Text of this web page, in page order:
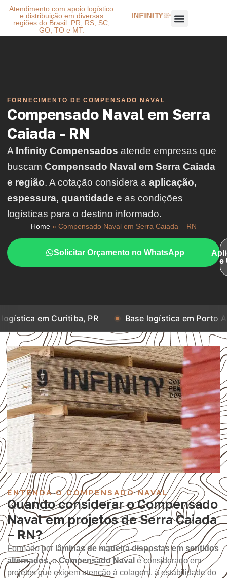
Atendimento com apoio logístico
e distribuição em diversas
regiões do Brasil: PR, RS, SC,
GO, TO e MT.
FORNECIMENTO DE COMPENSADO NAVAL
Compensado Naval em Serra
Caiada - RN
A Infinity Compensados atende empresas que
buscam Compensado Naval em Serra Caiada
e região. A cotação considera a aplicação,
espessura, quantidade e as condições
logísticas para o destino informado.
Home» Compensado Naval em Serra Caiada – RN
Solicitar Orçamento no WhatsApp
e
Curitiba, PR Base logística em Porto Alegre, RS
ENTENDA O COMPENSADO NAVAL
Quando considerar o Compensado
Naval em projetos de Serra Caiada
– RN?
Formado por lâminas de madeira dispostas em sentidos
alternados, oCompensado Naval é considerado em
projetos que exigem atenção à colagem, à estabilidade do